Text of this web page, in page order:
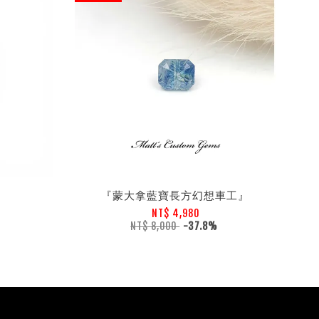
『蒙大拿藍寶長方幻想車工』
NT$ 4,980
NT$ 8,000 -37.8%